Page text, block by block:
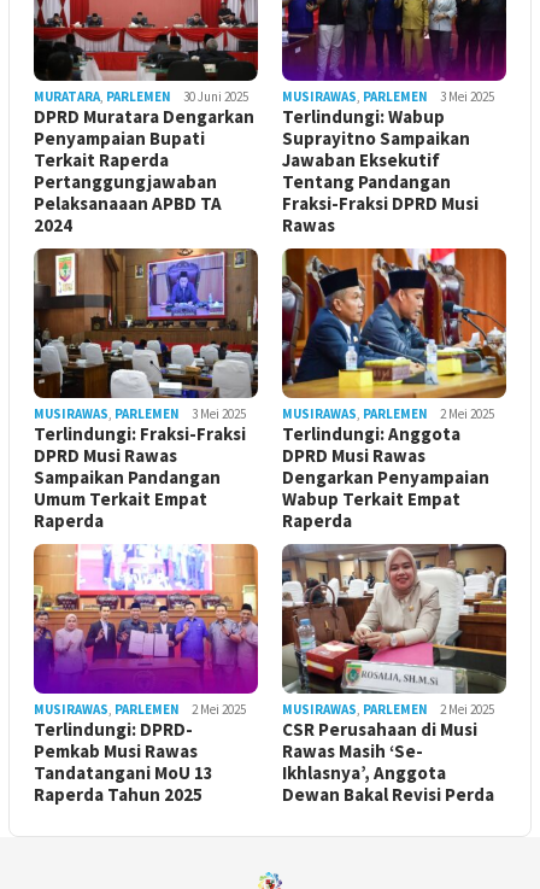
MURATARA, PARLEMEN 30 Juni 2025
DPRD Muratara Dengarkan
Penyampaian Bupati
Terkait Raperda
Pertanggungjawaban
Pelaksanaaan APBD TA
2024
MUSIRAWAS, PARLEMEN 3 Mei 2025
Terlindungi: Wabup
Suprayitno Sampaikan
Jawaban Eksekutif
Tentang Pandangan
Fraksi-Fraksi DPRD Musi
Rawas
MUSIRAWAS, PARLEMEN 3 Mei 2025
Terlindungi: Fraksi-Fraksi
DPRD Musi Rawas
Sampaikan Pandangan
Umum Terkait Empat
Raperda
MUSIRAWAS, PARLEMEN 2 Mei 2025
Terlindungi: Anggota
DPRD Musi Rawas
Dengarkan Penyampaian
Wabup Terkait Empat
Raperda
MUSIRAWAS, PARLEMEN 2 Mei 2025
Terlindungi: DPRD-
Pemkab Musi Rawas
Tandatangani MoU 13
Raperda Tahun 2025
MUSIRAWAS, PARLEMEN 2 Mei 2025
CSR Perusahaan di Musi
Rawas Masih ‘Se-
Ikhlasnya’, Anggota
Dewan Bakal Revisi Perda ‎